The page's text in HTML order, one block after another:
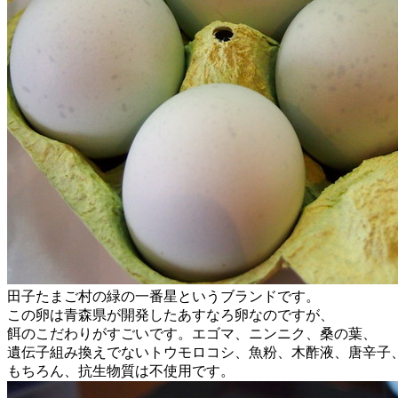
田子たまご村の緑の一番星というブランドです。
この卵は青森県が開発したあすなろ卵なのですが、
餌のこだわりがすごいです。エゴマ、ニンニク、桑の葉、
遺伝子組み換えでないトウモロコシ、魚粉、木酢液、唐辛子
もちろん、抗生物質は不使用です。